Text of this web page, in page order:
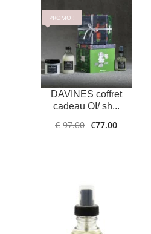
PROMO !
DAVINES coffret
cadeau OI/ sh...
€ 97.00 €77.00
AJOUTER
AU PANIER
PLUS
D'INFOS